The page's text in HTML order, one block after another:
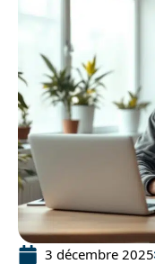
3 décembre 2025